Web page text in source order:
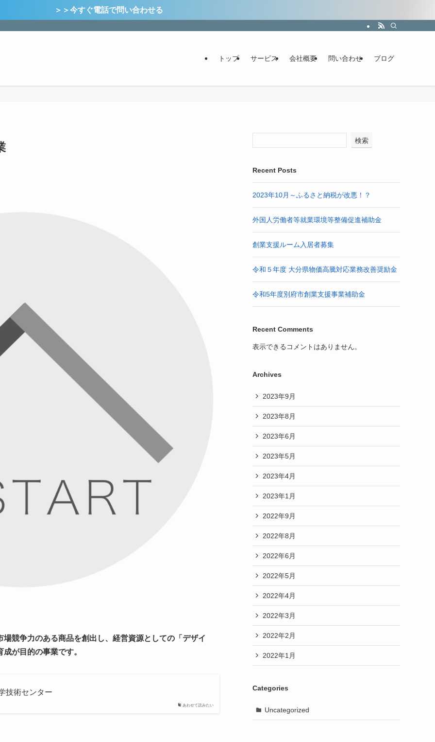
＞＞今すぐ電話で問い合わせる
トップ サービス 会社概要 問い合わせ ブログ
競争力のある商品を創出し、経営資源としての「デザイ
が目的の事業です。
あわせて読みたい
技術センター
検索
Recent Posts
2023年10月～ふるさと納税が改悪！？
外国人労働者等就業環境等整備促進補助金
創業支援ルーム入居者募集
令和５年度 大分県物価高騰対応業務改善奨励金
令和5年度別府市創業支援事業補助金
Recent Comments
表示できるコメントはありません。
Archives
2023年9月
2023年8月
2023年6月
2023年5月
2023年4月
2023年1月
2022年9月
2022年8月
2022年6月
2022年5月
2022年4月
2022年3月
2022年2月
2022年1月
Categories
Uncategorized